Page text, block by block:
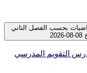
بحسب 417 في مادة رياضيات بحسب الفصل الثاني
التقويم المدرسي